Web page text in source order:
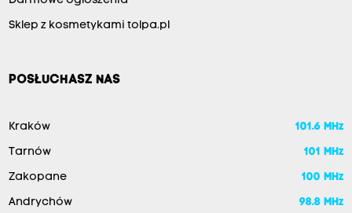
Sklep z kosmetykami tolpa.pl
POSŁUCHASZ NAS
Kraków 101.6 MHz
Tarnów 101 MHz
Zakopane 100 MHz
Andrychów 98.8 MHz